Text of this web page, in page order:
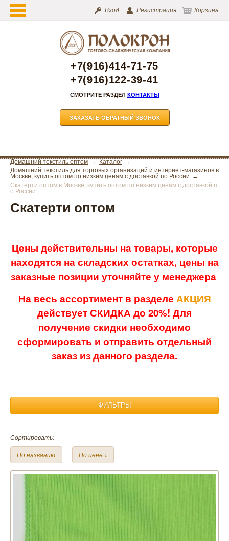
Вход Регистрация Корзина
+7(916)414-71-75
+7(916)122-39-41
СМОТРИТЕ РАЗДЕЛ КОНТАКТЫ
ЗАКАЗАТЬ ОБРАТНЫЙ ЗВОНОК
Домашний текстиль оптом
Каталог
Домашний текстиль для торговых организаций и интернет-магазинов в
Москве, купить оптом по низким ценам с доставкой по России
Скатерти оптом в Москве, купить оптом по низким ценам с доставкой п
о России
Скатерти оптом
Цены действительны на товары, которые
находятся на складских остатках, цены на
заказные позиции уточняйте у менеджера
На весь ассортимент в разделе АКЦИЯ
действует СКИДКА до 20%! Для
получение скидки необходимо
сформировать и отправить отдельный
заказ из данного раздела.
ФИЛЬТРЫ
Материал:
Бамбук Полулен
Размер:
150*200 см.
170*170 см.
Сортировать:
По названию По цене ↓